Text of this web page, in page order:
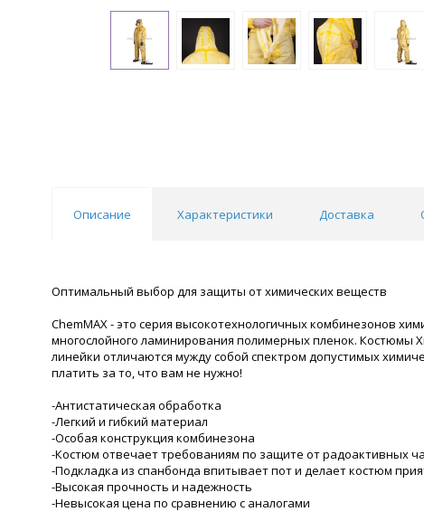
Описание Характеристики Доставка
Оптимальный выбор для защиты от химических веществ
ChemMAX - это серия высокотехнологичных комбинезонов
многослойного ламинирования полимерных пленок.
линейки отличаются мужду собой спектром допустимых
платить за то, что вам не нужно!
-Антистатическая обработка
-Легкий и гибкий материал
-Особая конструкция комбинезона
-Костюм отвечает требованиям по защите от радоактивных
-Подкладка из спанбонда впитывает пот и делает костюм
-Высокая прочность и надежность
-Невысокая цена по сравнению с аналогами